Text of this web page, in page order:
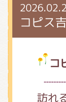
コピス
コ
訪れ
絵
シ